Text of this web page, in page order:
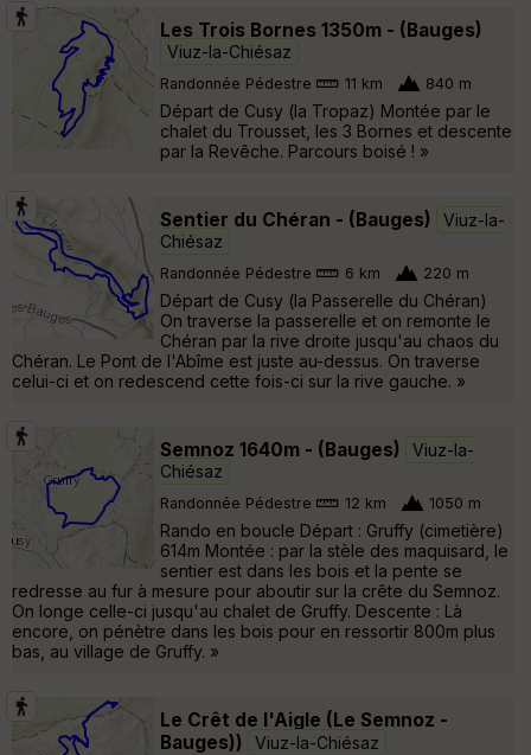
Les Trois Bornes 1350m - (Bauges)
Viuz-la-Chiésaz
Randonnée Pédestre 11 km 840 m
Départ de Cusy (la Tropaz) Montée par le
chalet du Trousset, les 3 Bornes et descente
par la Revêche. Parcours boisé ! »
Sentier du Chéran - (Bauges)
Viuz-la-
Chiésaz
Randonnée Pédestre 6 km 220 m
Départ de Cusy (la Passerelle du Chéran)
On traverse la passerelle et on remonte le
Chéran par la rive droite jusqu'au chaos du
Chéran. Le Pont de l'Abîme est juste au-dessus. On traverse
celui-ci et on redescend cette fois-ci sur la rive gauche. »
Semnoz 1640m - (Bauges)
Viuz-la-
Chiésaz
Randonnée Pédestre 12 km 1050 m
Rando en boucle Départ : Gruffy (cimetière)
614m Montée : par la stèle des maquisard, le
sentier est dans les bois et la pente se
redresse au fur à mesure pour aboutir sur la crête du Semnoz.
On longe celle-ci jusqu'au chalet de Gruffy. Descente : Là
encore, on pénètre dans les bois pour en ressortir 800m plus
bas, au village de Gruffy. »
Le Crêt de l'Aigle (Le Semnoz -
Bauges))
Viuz-la-Chiésaz